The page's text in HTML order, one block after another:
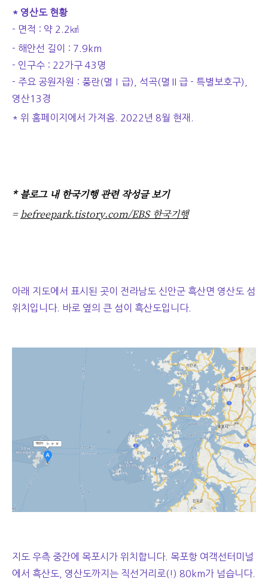
* 영산도 현황
- 면적 : 약 2.2㎢
- 해안선 길이 : 7.9km
- 인구수 : 22가구 43명
- 주요 공원자원 : 풍란(멸Ⅰ급), 석곡(멸Ⅱ급 - 특별보호구),
영산13경
* 위 홈페이지에서 가져옴. 2022년 8월 현재.
* 블로그 내 한국기행 관련 작성글 보기
=befreepark.tistory.com/EBS 한국기행
아래 지도에서 표시된 곳이 전라남도 신안군 흑산면 영산도 섬
위치입니다. 바로 옆의 큰 섬이 흑산도입니다.
지도 우측 중간에 목포시가 위치합니다. 목포항 여객선터미널
에서 흑산도, 영산도까지는 직선거리로(!) 80km가 넘습니다.